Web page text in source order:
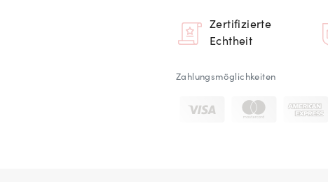
Zertifizierte
Echtheit
Zahlungsmöglichkeiten